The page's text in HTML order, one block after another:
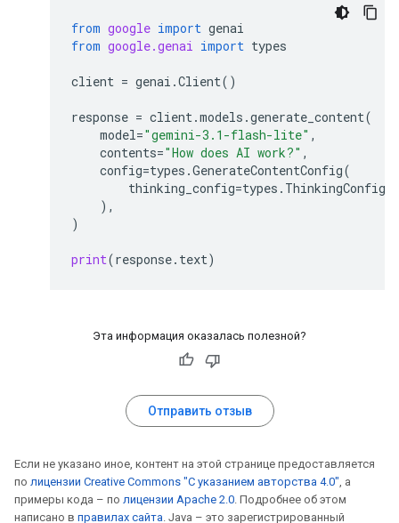
from google import genai
from google.genai import types
client = genai .Client()
response = client.models .generate_content(
model="gemini-3.1-flash-lite" ,
contents="How does AI work?" ,
config=types .GenerateContentConfig(
thinking_config=types . ThinkingConfig
),
)
print(response. text)
Эта информация оказалась полезной?
Отправить отзыв
Если не указано иное, контент на этой странице предоставляется
по лицензии Creative Commons "С указанием авторства 4.0", а
примеры кода – по лицензии Apache 2.0. Подробнее об этом
написано в правилах сайта. Java – это зарегистрированный